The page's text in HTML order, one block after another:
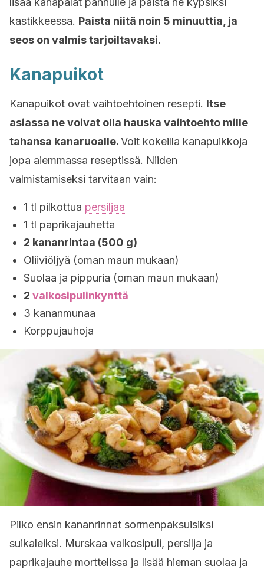
kastikkeessa. Paista niitä noin 5 minuuttia, ja
seos on valmis tarjoiltavaksi.
Kanapuikot
Kanapuikot ovat vaihtoehtoinen resepti. Itse
asiassa ne voivat olla hauska vaihtoehto mille
tahansa kanaruoalle.Voit kokeilla kanapuikkoja
jopa aiemmassa reseptissä. Niiden
valmistamiseksi tarvitaan vain:
1 tl pilkottua persiljaa
1 tl paprikajauhetta
2 kananrintaa (500 g)
Oliiviöljyä (oman maun mukaan)
Suolaa ja pippuria (oman maun mukaan)
2 valkosipulinkynttä
3 kananmunaa
Korppujauhoja
Pilko ensin kananrinnat sormenpaksuisiksi
suikaleiksi. Murskaa valkosipuli, persilja ja
paprikajauhe morttelissa ja lisää hieman suolaa ja